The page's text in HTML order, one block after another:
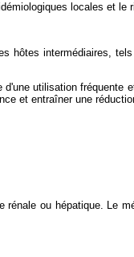
locales et le
hôtes intermédiaires,
utilisation
et entraîner une
ou hépatique. Le